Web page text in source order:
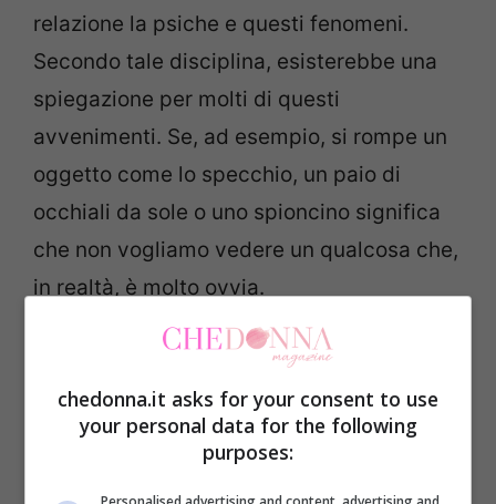
relazione la psiche e questi fenomeni.
Secondo tale disciplina, esisterebbe una
spiegazione per molti di questi
avvenimenti. Se, ad esempio, si rompe un
oggetto come lo specchio, un paio di
occhiali da sole o uno spioncino significa
che non vogliamo vedere un qualcosa che,
in realtà, è molto ovvia.
Altri fenomeni paranormali possono
riguardare i tubi di scarico che fanno,
costantemente, rumore. Spesso, nei film
cigolio dei tubi di scarico
chedonna.it asks for your consent to use
your personal data for the following
purposes: